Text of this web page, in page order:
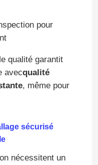
pour
qualité garantit
avecqualité
, même pour
sécurisé
nécessitent un